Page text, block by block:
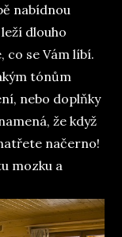
nabídnou
dlouho
co se Vám líbí.
tónům
nebo doplňky
že když
načerno!
mozku a